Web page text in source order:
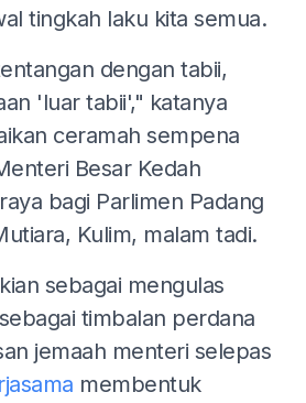
tingkah laku kita semua.
dengan tabii,
'luar tabii'," katanya
ceramah sempena
Besar Kedah
bagi Parlimen Padang
Kulim, malam tadi.
sebagai mengulas
timbalan perdana
jemaah menteri selepas
membentuk